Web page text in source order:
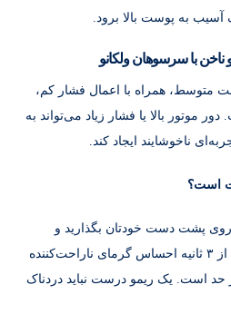
به پوست بالا برود.
متوسط، همراه با اعمال فشار کم،
موتور بالا یا فشار زیاد می‌تواند به
ناخوشایند ایجاد کند.
است؟
پشت دست خودتان بگذارید و
دستگاه را روشن کنید. اگر بعد از ۳ ثانیه احساس گرمای ناراحت‌کننده
است. یک ریمو درست نباید دردناک